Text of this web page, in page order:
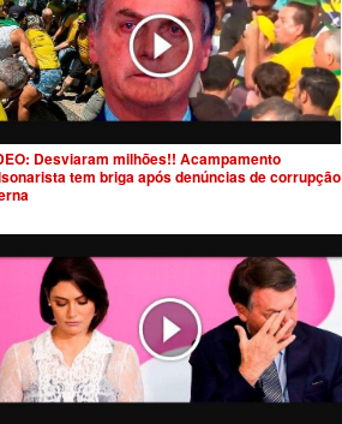
Desviaram milhões!! Acampamento
tem briga após denúncias de corrupção